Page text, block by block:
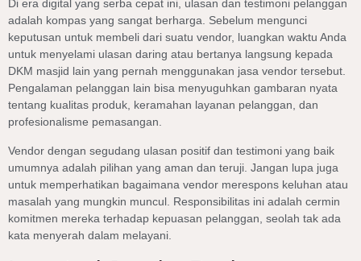
Di era digital yang serba cepat ini, ulasan dan testimoni pelanggan
adalah kompas yang sangat berharga. Sebelum mengunci
keputusan untuk membeli dari suatu vendor, luangkan waktu Anda
untuk menyelami ulasan daring atau bertanya langsung kepada
DKM masjid lain yang pernah menggunakan jasa vendor tersebut.
Pengalaman pelanggan lain bisa menyuguhkan gambaran nyata
tentang kualitas produk, keramahan layanan pelanggan, dan
profesionalisme pemasangan.
Vendor dengan segudang ulasan positif dan testimoni yang baik
umumnya adalah pilihan yang aman dan teruji. Jangan lupa juga
untuk memperhatikan bagaimana vendor merespons keluhan atau
masalah yang mungkin muncul. Responsibilitas ini adalah cermin
komitmen mereka terhadap kepuasan pelanggan, seolah tak ada
kata menyerah dalam melayani.